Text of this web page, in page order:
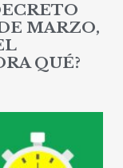
MARZO,
QUÉ?